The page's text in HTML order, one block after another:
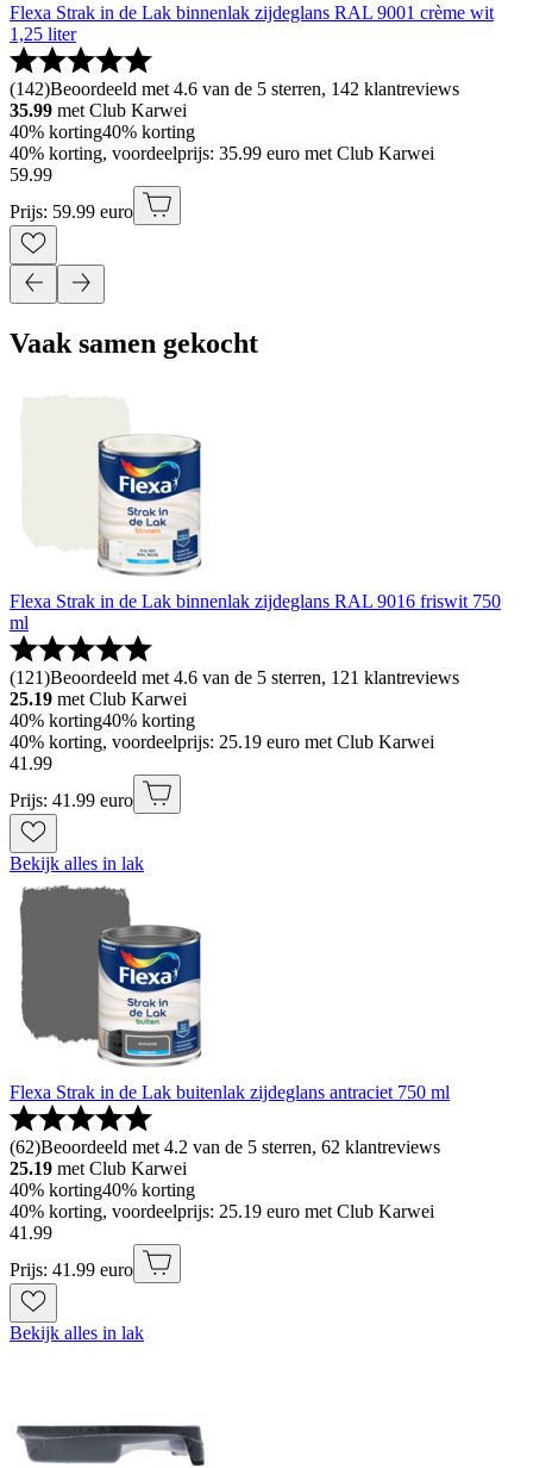
Flexa Strak in de Lak binnenlak zijdeglans RAL 9001 crème wit
1,25 liter
(142)Beoordeeld met 4.6 van de 5 sterren, 142 klantreviews
35.99 met Club Karwei
40% korting40% korting
40% korting, voordeelprijs: 35.99 euro met Club Karwei
59.99
Prijs: 59.99 euro
Vaak samen gekocht
Flexa Strak in de Lak binnenlak zijdeglans RAL 9016 friswit 750
ml
(121)Beoordeeld met 4.6 van de 5 sterren, 121 klantreviews
25.19 met Club Karwei
40% korting40% korting
40% korting, voordeelprijs: 25.19 euro met Club Karwei
41 .99
Prijs: 41.99 euro
Bekijk alles in lak
Flexa Strak in de Lak buitenlak zijdeglans antraciet 750 ml
(62)Beoordeeld met 4.2 van de 5 sterren, 62 klantreviews
25.19 met Club Karwei
40% korting40% korting
40% korting, voordeelprijs: 25.19 euro met Club Karwei
41 .99
Prijs: 41.99 euro
Bekijk alles in lak